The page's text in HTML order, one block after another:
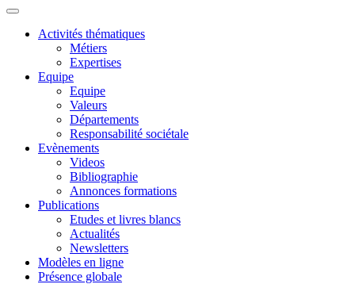
Activités thématiques
Métiers
Expertises
Equipe
Equipe
Valeurs
Départements
Responsabilité sociétale
Evènements
Videos
Bibliographie
Annonces formations
Publications
Etudes et livres blancs
Actualités
Newsletters
Modèles en ligne
Présence globale